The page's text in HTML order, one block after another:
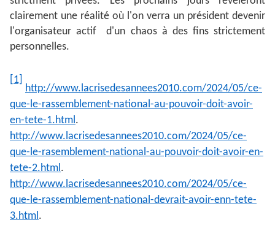
clairement une réalité où l'on verra un président devenir
l'organisateur actif d'un chaos à des fins strictement
personnelles.
[1]
http://www.lacrisedesannees2010.com/2024/05/ce-
que-le-rassemblement-national-au-pouvoir-doit-avoir-
en-tete-1.html.
http://www.lacrisedesannees2010.com/2024/05/ce-
que-le-rasemblement-national-au-pouvoir-doit-avoir-en-
tete-2.html.
http://www.lacrisedesannees2010.com/2024/05/ce-
que-le-rassemblement-national-devrait-avoir-enn-tete-
3.html.